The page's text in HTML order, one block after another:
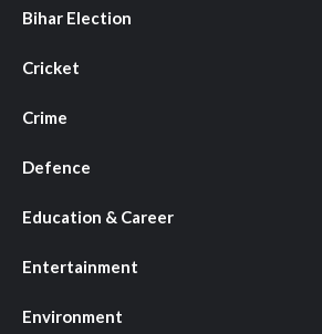
Bihar Election
Cricket
Crime
Defence
Education & Career
Entertainment
Environment